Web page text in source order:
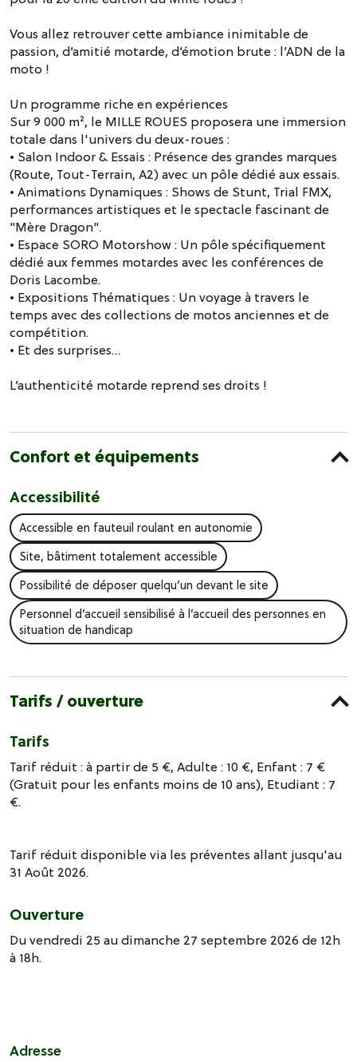
Vous allez retrouver cette ambiance inimitable de
passion, d’amitié motarde, d’émotion brute : l’ADN de la
moto !
Un programme riche en expériences
Sur 9 000 m², le MILLE ROUES proposera une immersion
totale dans l'univers du deux-roues :
• Salon Indoor & Essais : Présence des grandes marques
(Route, Tout-Terrain, A2) avec un pôle dédié aux essais.
• Animations Dynamiques : Shows de Stunt, Trial FMX,
performances artistiques et le spectacle fascinant de
"Mère Dragon".
• Espace SORO Motorshow : Un pôle spécifiquement
dédié aux femmes motardes avec les conférences de
Doris Lacombe.
• Expositions Thématiques : Un voyage à travers le
temps avec des collections de motos anciennes et de
compétition.
• Et des surprises…
L’authenticité motarde reprend ses droits !
Confort et équipements
Accessibilité
Accessible en fauteuil roulant en autonomie
Site, bâtiment totalement accessible
Possibilité de déposer quelqu’un devant le site
Personnel d’accueil sensibilisé à l’accueil des personnes en
situation de handicap
Tarifs / ouverture
Tarifs
Tarif réduit : à partir de 5 €, Adulte : 10 €, Enfant : 7 €
(Gratuit pour les enfants moins de 10 ans), Etudiant : 7
€.
Tarif réduit disponible via les préventes allant jusqu'au
31 Août 2026.
Ouverture
Du vendredi 25 au dimanche 27 septembre 2026 de 12h
à 18h.
Adresse